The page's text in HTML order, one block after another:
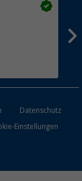
Datenschutz
Einstellungen